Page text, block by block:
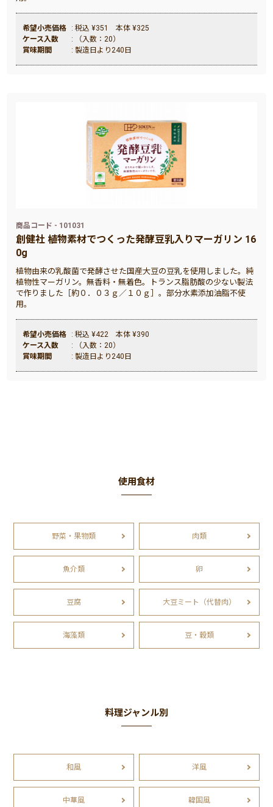
希望小売価格
: 税込 ¥351 本体 ¥325
ケース入数
: （入数：20）
賞味期間
: 製造日より240日
商品コード - 101031
創健社 植物素材でつくった発酵豆乳入りマーガリン 16
0g
植物由来の乳酸菌で発酵させた国産大豆の豆乳を使用しました。純
植物性マーガリン。無香料・無着色。トランス脂肪酸の少ない製法
で作りました［約０．０３ｇ／１０ｇ］。部分水素添加油脂不使
用。
希望小売価格
: 税込 ¥422 本体 ¥390
ケース入数
: （入数：20）
賞味期間
: 製造日より240日
使用食材
野菜・果物類 肉類
魚介類 卵
豆腐 大豆ミート（代替肉）
海藻類 豆・穀類
料理ジャンル別
和風 洋風
中華風 韓国風